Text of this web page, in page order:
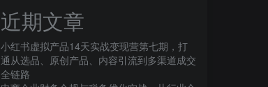
近期文章
小红书虚拟产品14天实战变现营第七期，打
通从选品、原创产品、内容引流到多渠道成交
全链路